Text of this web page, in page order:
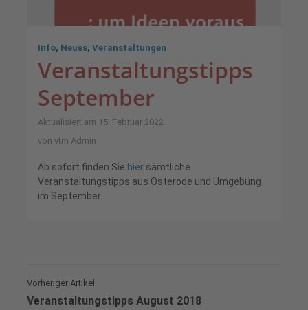
Info, Neues, Veranstaltungen
Veranstaltungstipps
September
Aktualisiert am 15. Februar 2022
von vtm Admin
Ab sofort finden Sie hier sämtliche
Veranstaltungstipps aus Osterode und Umgebung
im September.
Vorheriger Artikel
Veranstaltungstipps August 2018